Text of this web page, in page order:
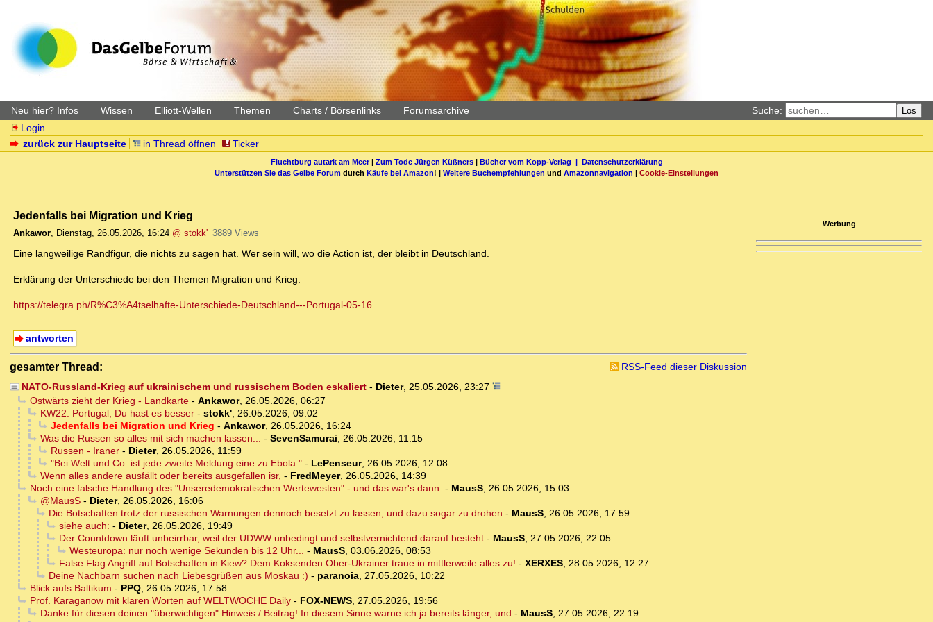
Neu hier? Infos Wissen Elliott-Wellen Themen Charts / Börsenlinks Forumsarchive Suche: Los
Login
zurück zur Hauptseite
in Thread öffnen Ticker
Fluchtburg autark am Meer| Zum Tode Jürgen Küßners| Bücher vom Kopp-Verlag | Datenschutzerklärung
Unterstützen Sie das Gelbe Forum durch Käufe bei Amazon! | Weitere Buchempfehlungen und Amazonnavigation | Cookie-Einstellungen
Jedenfalls bei Migration und Krieg
Ankawor, Dienstag, 26.05.2026, 16:24 @ stokk' 3889 Views
Eine langweilige Randfigur, die nichts zu sagen hat. Wer sein will, wo die Action ist, der bleibt in Deutschland.
Erklärung der Unterschiede bei den Themen Migration und Krieg:
https://telegra.ph/R%C3%A4tselhafte-Unterschiede-Deutschland---Portugal-05-16
antworten
gesamter Thread:
RSS-Feed dieser Diskussion
NATO-Russland-Krieg auf ukrainischem und russischem Boden eskaliert- Dieter, 25.05.2026, 23:27
Ostwärts zieht der Krieg - Landkarte- Ankawor, 26.05.2026, 06:27
KW22: Portugal, Du hast es besser- stokk', 26.05.2026, 09:02
Jedenfalls bei Migration und Krieg - Ankawor, 26.05.2026, 16:24
Was die Russen so alles mit sich machen lassen... - SevenSamurai, 26.05.2026, 11:15
Russen - Iraner- Dieter, 26.05.2026, 11:59
"Bei Welt und Co. ist jede zweite Meldung eine zu Ebola."- LePenseur, 26.05.2026, 12:08
Wenn alles andere ausfällt oder bereits ausgefallen isr, - FredMeyer, 26.05.2026, 14:39
Noch eine falsche Handlung des "Unseredemokratischen Wertewesten" - und das war's dann. - MausS, 26.05.2026, 15:03
@MausS- Dieter, 26.05.2026, 16:06
Die Botschaften trotz der russischen Warnungen dennoch besetzt zu lassen, und dazu sogar zu drohen - MausS, 26.05.2026, 17:59
siehe auch: - Dieter, 26.05.2026, 19:49
Der Countdown läuft unbeirrbar, weil der UDWW unbedingt und selbstvernichtend darauf besteht- MausS, 27.05.2026, 22:05
Westeuropa: nur noch wenige Sekunden bis 12 Uhr... - MausS, 03.06.2026, 08:53
False Flag Angriff auf Botschaften in Kiew? Dem Koksenden Ober-Ukrainer traue in mittlerweile alles zu! - XERXES, 28.05.2026, 12:27
Deine Nachbarn suchen nach Liebesgrüßen aus Moskau :) - paranoia, 27.05.2026, 10:22
Blick aufs Baltikum - PPQ, 26.05.2026, 17:58
Prof. Karaganow mit klaren Worten auf WELTWOCHE Daily- FOX-NEWS, 27.05.2026, 19:56
Danke für diesen deinen "überwichtigen" Hinweis / Beitrag! In diesem Sinne warne ich ja bereits länger, und - MausS, 27.05.2026, 22:19
Werbung